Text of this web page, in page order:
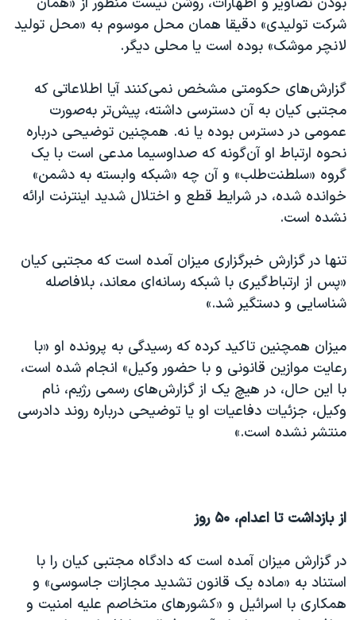
شرکت تولیدی» دقیقا همان محل موسوم به «محل تولید
لانچر موشک» بوده است یا محلی دیگر.
گزارش‌های حکومتی مشخص نمی‌کنند آیا اطلاعاتی که
مجتبی کیان به آن دسترسی داشته، پیش‌تر به‌صورت
عمومی در دسترس بوده یا نه. همچنین توضیحی درباره
نحوه ارتباط او آن‌گونه که صداوسیما مدعی است با یک
گروه «سلطنت‌طلب» و آن چه «شبکه وابسته به دشمن»
خوانده شده، در شرایط قطع و اختلال شدید اینترنت ارائه
نشده است.
تنها در گزارش خبرگزاری میزان آمده است که مجتبی کیان
«پس از ارتباط‌گیری با شبکه رسانه‌ای معاند، بلافاصله
شناسایی و دستگیر شد.»
میزان همچنین تاکید کرده که رسیدگی به پرونده او «با
رعایت موازین قانونی و با حضور وکیل» انجام شده است،
با این حال، در هیچ‌ یک از گزارش‌های رسمی رژیم، نام
وکیل، جزئیات دفاعیات او یا توضیحی درباره روند دادرسی
منتشر نشده است.»
از بازداشت تا اعدام، ۵۰ روز
در گزارش میزان آمده است که دادگاه مجتبی کیان را با
استناد به «ماده یک قانون تشدید مجازات جاسوسی» و
همکاری با اسرائیل و «کشور‌های متخاصم علیه امنیت و